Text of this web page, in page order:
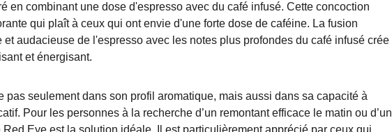
en combinant une dose d'espresso avec du café infusé. Cette concoction
qui plaît à ceux qui ont envie d'une forte dose de caféine. La fusion
audacieuse de l'espresso avec les notes plus profondes du café infusé crée
et énergisant.
pas seulement dans son profil aromatique, mais aussi dans sa capacité à
Pour les personnes à la recherche d’un remontant efficace le matin ou d’un
Red Eye est la solution idéale. Il est particulièrement apprécié par ceux qui